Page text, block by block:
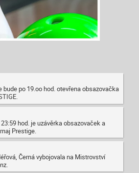
bude po 19.oo hod. otevřena obsazovačka
hod. je uzávěrka obsazovaček a
Prestige.
Černá vybojovala na Mistrovství